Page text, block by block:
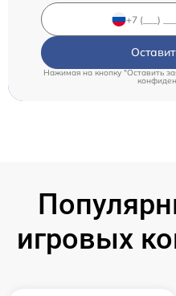
Нажимая на кнопку "Оставить
игровых